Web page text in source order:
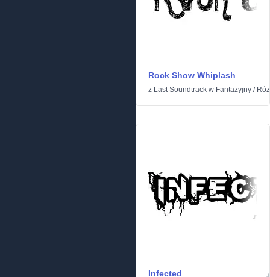
Rock Show Whiplash
z Last Soundtrack w Fantazyjny /
Infected